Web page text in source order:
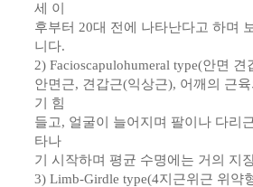
세 이
후부터 20대 전에 나타난다고 하며
니다.
2) Facioscapulohumeral type(안면
안면근, 견갑근(익상근), 어깨의 근
기 힘
들고, 얼굴이 늘어지며 팔이나 다리
타나
기 시작하며 평균 수명에는 거의 지
3) Limb-Girdle type(4지근위근 위약